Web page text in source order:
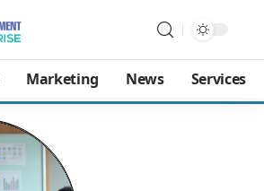
Marketing News Services